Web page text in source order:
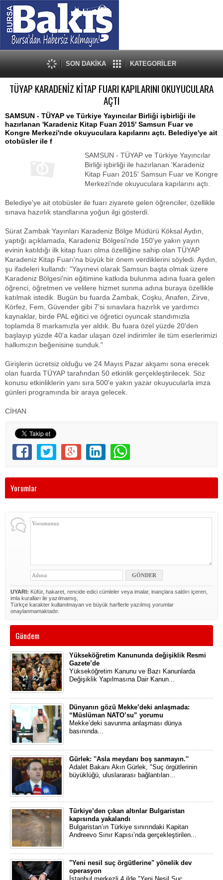
SON DAKİKA KATEGORİLER
TÜYAP KARADENİZ KİTAP FUARI KAPILARINI OKUYUCULARA
AÇTI
SAMSUN - TÜYAP ve Türkiye Yayıncılar Birliği işbirliği ile
hazırlanan 'Karadeniz Kitap Fuarı 2015' Samsun Fuar ve
Kongre Merkezi'nde okuyuculara kapılarını açtı. Belediye'ye ait
otobüsler ile f
SAMSUN - TÜYAP ve Türkiye Yayıncılar
Birliği işbirliği ile hazırlanan 'Karadeniz
Kitap Fuarı 2015' Samsun Fuar ve Kongre
Merkezi'nde okuyuculara kapılarını açtı.
Belediye'ye ait otobüsler ile fuarı ziyarete gelen öğrenciler, özellikle
sınava hazırlık standlarına yoğun ilgi gösterdi.
Sürat Zambak Yayınları Karadeniz Bölge Müdürü Köksal Aydın,
yaptığı açıklamada, Karadeniz Bölgesi'nde 150'ye yakın yayın
evinin katıldığı ilk kitap fuarı olma özelliğine sahip olan TÜYAP
Karadeniz Kitap Fuarı'na büyük bir önem verdiklerini söyledi. Aydın,
şu ifadeleri kullandı: "Yayınevi olarak Samsun başta olmak üzere
Karadeniz Bölgesi'nin eğitimine katkıda bulunma adına fuara gelen
öğrenci, öğretmen ve velilere hizmet sunma adına buraya özellikle
katılmak istedik. Bugün bu fuarda Zambak, Coşku, Anafen, Zirve,
Körfez, Fem, Güvender gibi 7'si sınavlara hazırlık ve yardımcı
kaynaklar, birde PAL eğitici ve öğretici oyuncak standımızla
toplamda 8 markamızla yer aldık. Bu fuara özel yüzde 20'den
başlayıp yüzde 40'a kadar ulaşan özel indirimler ile tüm eserlerimizi
halkımızın beğenisine sunduk."
Girişlerin ücretsiz olduğu ve 24 Mayıs Pazar akşamı sona erecek
olan fuarda TÜYAP tarafından 50 etkinlik gerçekleştirilecek. Söz
konusu etkinliklerin yanı sıra 500'e yakın yazar okuyucularla imza
günleri programında bir araya gelecek.
CİHAN
Yorumlar
UYARI: Küfür, hakaret, rencide edici cümleler veya imalar, inançlara saldırı içeren,
imla kuralları ile yazılmamış,
Türkçe karakter kullanılmayan ve büyük harflerle yazılmış yorumlar
onaylanmamaktadır.
Gündem
Yükseköğretim Kanununda değişiklik Resmi
Gazete’de
Yükseköğretim Kanunu ve Bazı Kanunlarda
Değişiklik Yapılmasına Dair Kanun...
Dünyanın gözü Mekke’deki anlaşmada:
“Müslüman NATO’su” yorumu
Mekke’deki savunma anlaşması dünya
basınında...
Gürlek: ''Asla meydanı boş sanmayın.''
Adalet Bakanı Akın Gürlek, "Suç örgütlerinin
büyüklüğü, uluslararası bağlantıları...
Türkiye’den çıkan altınlar Bulgaristan
kapısında yakalandı
Bulgaristan’ın Türkiye sınırındaki Kapitan
Andreevo Sınır Kapısı’nda gerçekleştirilen...
"Yeni nesil suç örgütlerine" yönelik dev
operasyon